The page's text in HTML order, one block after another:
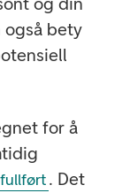
også bety
for å
. Det